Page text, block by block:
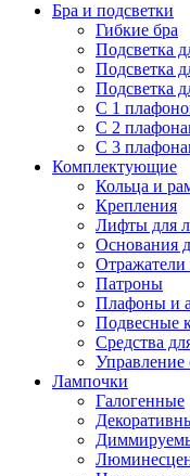
Бра и подсветки
Гибкие бра
Подсветка
Подсветка
Подсветка
С 1
С 2
С 3
Комплектующие
Кольца и
Крепления
Лифты для
Основания
Отражатели
Патроны
Плафоны и
Подвесные
Средства
Управление
Лампочки
Галогенные